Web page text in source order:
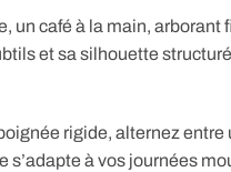
un café à la main, arborant
et sa silhouette
rigide, alternez
à vos journées